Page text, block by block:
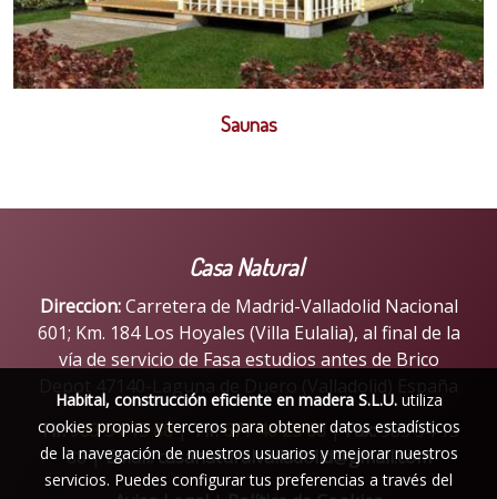
Saunas
Casa Natural
Direccion:Carretera de Madrid-Valladolid Nacional
601; Km. 184 Los Hoyales (Villa Eulalia), al final de la
vía de servicio de Fasa estudios antes de Brico
Depot 47140-Laguna de Duero (Valladolid) España
Tlf:983 54 15 88|Tlf:677 40 23 68|Fax:983 54 15
88 |Email:casanaturalvalladolid@gmail.com
Habital, construcción eficiente en madera S.L.U.utiliza
cookies propias y terceros para obtener datos estadísticos
de la navegación de nuestros usuarios y mejorar nuestros
servicios. Puedes configurar tus preferencias a través del